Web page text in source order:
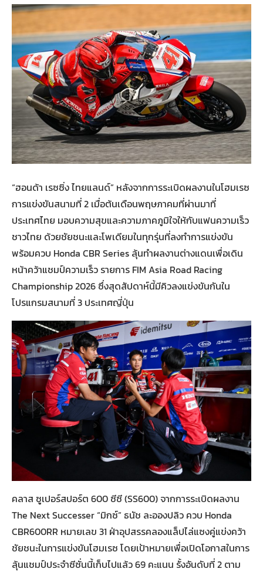
“ฮอนด้า เรซซิ่ง ไทยแลนด์” หลังจากการระเบิดผลงานในโฮมเรซ
การแข่งขันสนามที่ 2 เมื่อต้นเดือนพฤษภาคมที่ผ่านมาที่
ประเทศไทย มอบความสุขและความภาคภูมิใจให้กับแฟนความเร็ว
ชาวไทย ด้วยชัยชนะและโพเดียมในทุกรุ่นที่ลงทำการแข่งขัน
พร้อมควบ Honda CBR Series ลุ้นทำผลงานต่างแดนเพื่อเดิน
หน้าคว้าแชมป์ความเร็ว รายการ FIM Asia Road Racing
Championship 2026 ซึ่งสุดสัปดาห์นี้มีคิวลงแข่งขันกันใน
โปรแกรมสนามที่ 3 ประเทศญี่ปุ่น
คลาส ซูเปอร์สปอร์ต 600 ซีซี (SS600) จากการระเบิดผลงาน
The Next Successer “มิกซ์” ธนัช ละอองปลิว ควบ Honda
CBR600RR หมายเลข 31 ฝ่าอุปสรรคลองแล็ปไล่แซงคู่แข่งคว้า
ชัยชนะในการแข่งขันโฮมเรซ โดยเป้าหมายเพื่อเปิดโอกาสในการ
ลุ้นแชมป์ประจำซีซั่นนี้เก็บไปแล้ว 69 คะแนน รั้งอันดับที่ 2 ตาม